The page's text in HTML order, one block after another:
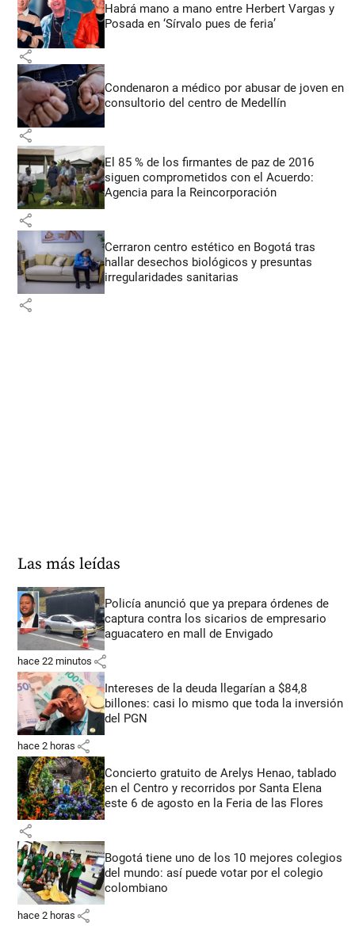
Habrá mano a mano entre Herbert Vargas y
Posada en ‘Sírvalo pues de feria’
share
Condenaron a médico por abusar de joven en
consultorio del centro de Medellín
share
El 85 % de los firmantes de paz de 2016
siguen comprometidos con el Acuerdo:
Agencia para la Reincorporación
share
Cerraron centro estético en Bogotá tras
hallar desechos biológicos y presuntas
irregularidades sanitarias
share
Las más leídas
Policía anunció que ya prepara órdenes de
captura contra los sicarios de empresario
aguacatero en mall de Envigado
hace 22 minutos share
Intereses de la deuda llegarían a $84,8
billones: casi lo mismo que toda la inversión
del PGN
hace 2 horas share
Concierto gratuito de Arelys Henao, tablado
en el Centro y recorridos por Santa Elena
este 6 de agosto en la Feria de las Flores
share
Bogotá tiene uno de los 10 mejores colegios
del mundo: así puede votar por el colegio
colombiano
hace 2 horas share